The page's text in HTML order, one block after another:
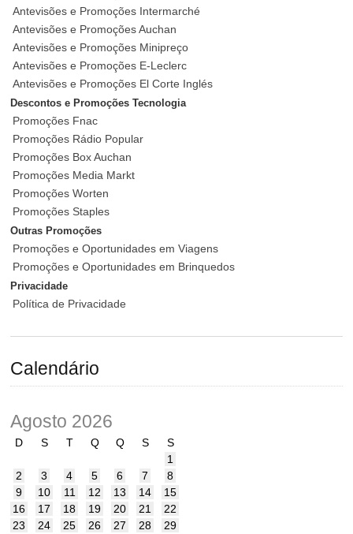
Antevisões e Promoções Intermarché
Antevisões e Promoções Auchan
Antevisões e Promoções Minipreço
Antevisões e Promoções E-Leclerc
Antevisões e Promoções El Corte Inglés
Descontos e Promoções Tecnologia
Promoções Fnac
Promoções Rádio Popular
Promoções Box Auchan
Promoções Media Markt
Promoções Worten
Promoções Staples
Outras Promoções
Promoções e Oportunidades em Viagens
Promoções e Oportunidades em Brinquedos
Privacidade
Política de Privacidade
Calendário
Agosto 2026
D S T Q Q S
S
1
2
3 4 5 6 7
8
9
10 11 12 13 14
15
16
17 18 19 20 21
22
23
24 25 26 27 28
29